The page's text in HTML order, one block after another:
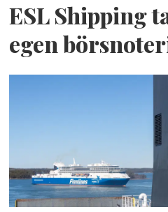
ESL Shipping
egen